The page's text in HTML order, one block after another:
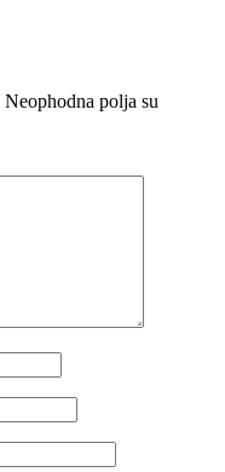
Neophodna polja su